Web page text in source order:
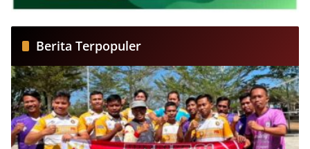
Berita Terpopuler